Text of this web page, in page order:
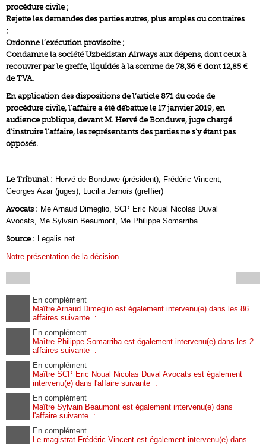
procédure civile ;
Rejette les demandes des parties autres, plus amples ou contraires
;
Ordonne l’exécution provisoire ;
Condamne la société Uzbekistan Airways aux dépens, dont ceux à
recouvrer par le greffe, liquidés à la somme de 78,36 € dont 12,85 €
de TVA.
En application des dispositions de l’article 871 du code de
procédure civile, l’affaire a été débattue le 17 janvier 2019, en
audience publique, devant M. Hervé de Bonduwe, juge chargé
d’instruire l’affaire, les représentants des parties ne s’y étant pas
opposés.
Le Tribunal : Hervé de Bonduwe (président), Frédéric Vincent,
Georges Azar (juges), Lucilia Jarnois (greffier)
Avocats : Me Arnaud Dimeglio, SCP Eric Noual Nicolas Duval
Avocats, Me Sylvain Beaumont, Me Philippe Somarriba
Source : Legalis.net
Notre présentation de la décision
En complément
Maître Arnaud Dimeglio est également intervenu(e) dans les 86
affaires suivante :
En complément
Maître Philippe Somarriba est également intervenu(e) dans les 2
affaires suivante :
En complément
Maître SCP Eric Noual Nicolas Duval Avocats est également
intervenu(e) dans l'affaire suivante :
En complément
Maître Sylvain Beaumont est également intervenu(e) dans
l'affaire suivante :
En complément
Le magistrat Frédéric Vincent est également intervenu(e) dans